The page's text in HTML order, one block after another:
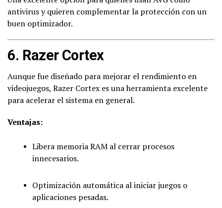
antivirus y quieren complementar la protección con un
buen optimizador.
6. Razer Cortex
Aunque fue diseñado para mejorar el rendimiento en
videojuegos, Razer Cortex es una herramienta excelente
para acelerar el sistema en general.
Ventajas:
Libera memoria RAM al cerrar procesos
innecesarios.
Optimización automática al iniciar juegos o
aplicaciones pesadas.